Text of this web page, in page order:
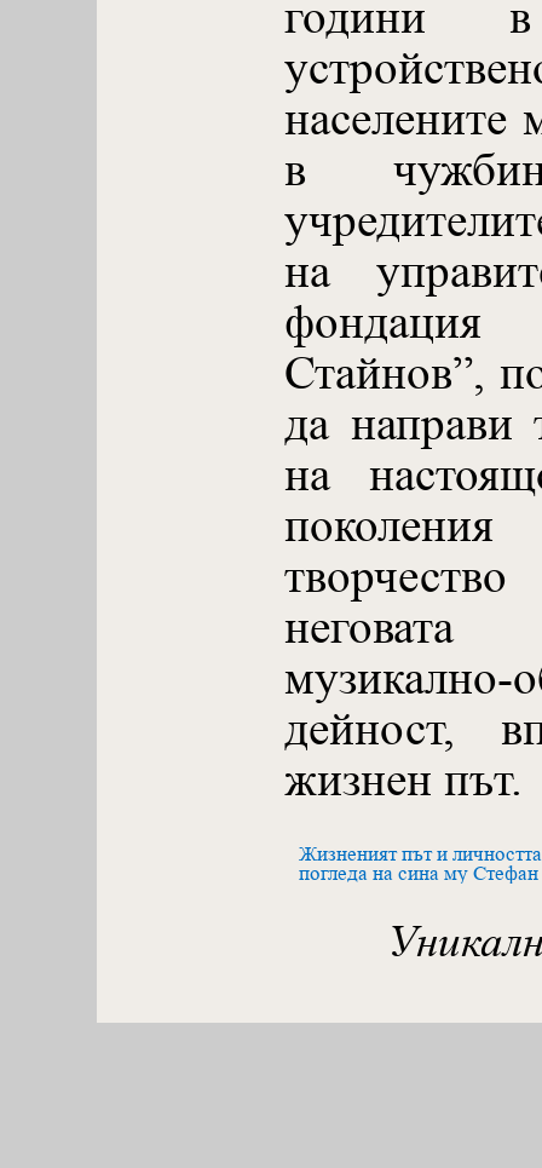
години
населените
в
на
Стайнов”,
да направи
на
музикално-
дейност,
жизнен път.
Жизненият път и
погледа на сина му